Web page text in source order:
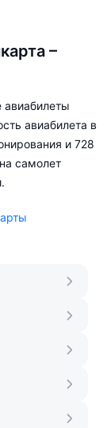
–
авиабилета в
и 728
самолет